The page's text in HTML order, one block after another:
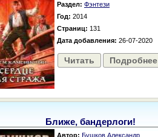
Раздел: Фэнтези
Год: 2014
Страниц: 131
Дата добавления: 26-07-2020
Читать Подробнее
Ближе, бандерлоги!
Автор: Бушков Александр